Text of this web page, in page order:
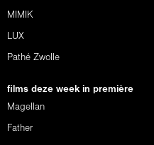
MIMIK
LUX
Pathé Zwolle
films deze week in première
Magellan
Father